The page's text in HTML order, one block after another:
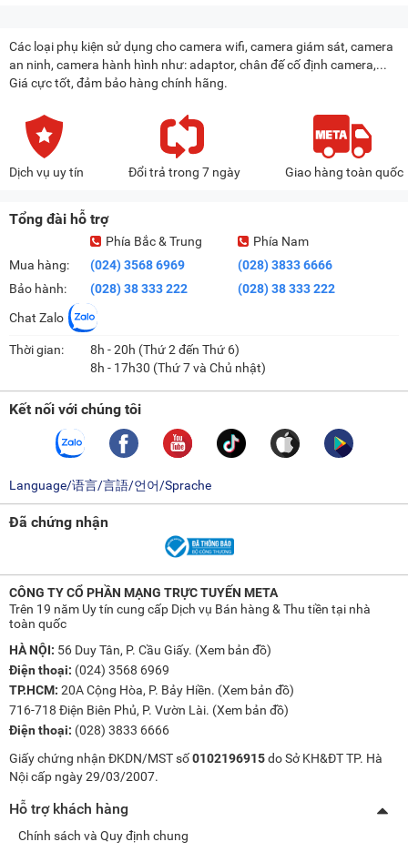
Các loại phụ kiện sử dụng cho camera wifi, camera giám sát, camera
an ninh, camera hành hình như: adaptor, chân đế cố định camera,...
Giá cực tốt, đảm bảo hàng chính hãng.
Dịch vụ uy tín Đổi trả trong 7 ngày Giao hàng toàn quốc
Tổng đài hỗ trợ
Mua hàng:
Bảo hành:
Phía Bắc & Trung
(024) 3568 6969
(028) 38 333 222
Phía Nam
(028) 3833 6666
(028) 38 333 222
Chat Zalo
Thời gian:
8h - 20h (Thứ 2 đến Thứ 6)
8h - 17h30 (Thứ 7 và Chủ nhật)
Kết nối với chúng tôi
Language/语言/言語/언어/Sprache
Đã chứng nhận
CÔNG TY CỔ PHẦN MẠNG TRỰC TUYẾN META
Trên 19 năm Uy tín cung cấp Dịch vụ Bán hàng & Thu tiền tại nhà
toàn quốc
HÀ NỘI: 56 Duy Tân, P. Cầu Giấy. (Xem bản đồ)
Điện thoại: (024) 3568 6969
TP.HCM: 20A Cộng Hòa, P. Bảy Hiền. (Xem bản đồ)
716-718 Điện Biên Phủ, P. Vườn Lài. (Xem bản đồ)
Điện thoại: (028) 3833 6666
Giấy chứng nhận ĐKDN/MST số0102196915do Sở KH&ĐT TP. Hà
Nội cấp ngày 29/03/2007.
Hỗ trợ khách hàng
Chính sách và Quy định chung